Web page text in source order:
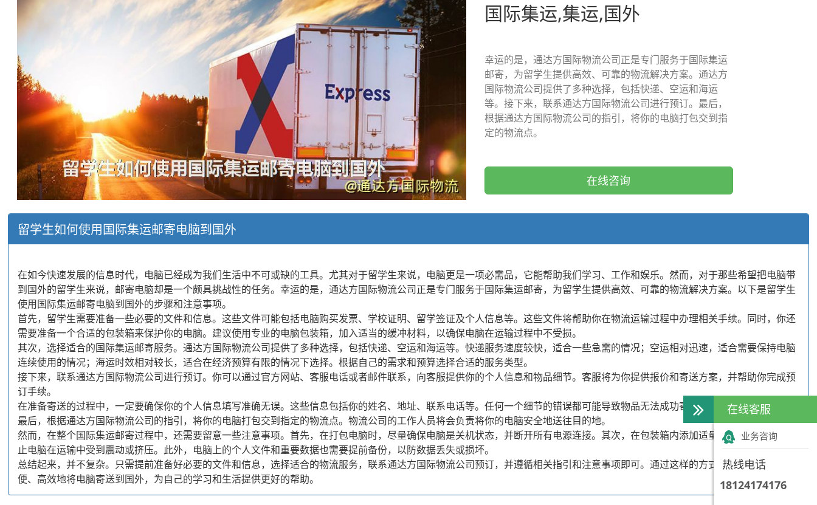
国际集运,集运,国外
幸运的是，通达方国际物流公司正是专门服务于国际集运
邮寄，为留学生提供高效、可靠的物流解决方案。通达方
国际物流公司提供了多种选择，包括快递、空运和海运
等。接下来，联系通达方国际物流公司进行预订。最后，
根据通达方国际物流公司的指引，将你的电脑打包交到指
定的物流点。
在线咨询
留学生如何使用国际集运邮寄电脑到国外
在如今快速发展的信息时代，电脑已经成为我们生活中不可或缺的工具。尤其对于留学生来说，电脑更是一项必需品，它能帮助我们学习、工作和娱乐。然而，对于那些希望把电脑带
到国外的留学生来说，邮寄电脑却是一个颇具挑战性的任务。幸运的是，通达方国际物流公司正是专门服务于国际集运邮寄，为留学生提供高效、可靠的物流解决方案。以下是留学生
使用国际集运邮寄电脑到国外的步骤和注意事项。
首先，留学生需要准备一些必要的文件和信息。这些文件可能包括电脑购买发票、学校证明、留学签证及个人信息等。这些文件将帮助你在物流运输过程中办理相关手续。同时，你还
需要准备一个合适的包装箱来保护你的电脑。建议使用专业的电脑包装箱，加入适当的缓冲材料，以确保电脑在运输过程中不受损。
其次，选择适合的国际集运邮寄服务。通达方国际物流公司提供了多种选择，包括快递、空运和海运等。快递服务速度较快，适合一些急需的情况；空运相对迅速，适合需要保持电脑
连续使用的情况；海运时效相对较长，适合在经济预算有限的情况下选择。根据自己的需求和预算选择合适的服务类型。
接下来，联系通达方国际物流公司进行预订。你可以通过官方网站、客服电话或者邮件联系，向客服提供你的个人信息和物品细节。客服将为你提供报价和寄送方案，并帮助你完成预
订手续。
在准备寄送的过程中，一定要确保你的个人信息填写准确无误。这些信息包括你的姓名、地址、联系电话等。任何一个细节的错误都可能导致物品无法成功寄送或产生额外费用。
最后，根据通达方国际物流公司的指引，将你的电脑打包交到指定的物流点。物流公司的工作人员将会负责将你的电脑安全地送往目的地。
然而，在整个国际集运邮寄过程中，还需要留意一些注意事项。首先，在打包电脑时，尽量确保电脑是关机状态，并断开所有电源连接。其次，在包装箱内添加适量的缓冲材料，以防
止电脑在运输中受到震动或挤压。此外，电脑上的个人文件和重要数据也需要提前备份，以防数据丢失或损坏。
总结起来，并不复杂。只需提前准备好必要的文件和信息，选择适合的物流服务，联系通达方国际物流公司预订，并遵循相关指引和注意事项即可。通过这样的方式，留学生可以方
便、高效地将电脑寄送到国外，为自己的学习和生活提供更好的帮助。
在线客服
业务咨询
热线电话
18124174176